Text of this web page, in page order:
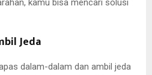
kamu bisa mencari solusi
Jeda
dalam-dalam dan ambil jeda